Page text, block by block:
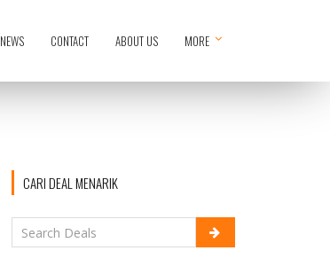
NEWS CONTACT ABOUT US MORE
CARI DEAL MENARIK